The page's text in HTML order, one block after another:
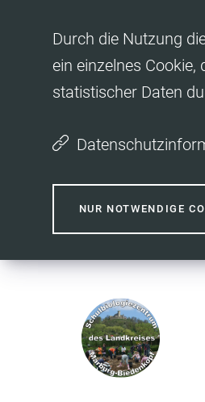
Durch die Nutzung
ein einzelnes
statistischer Daten
NUR NOTWENDIGE